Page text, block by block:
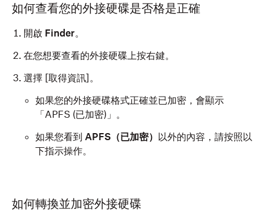
如何查看您的外接硬碟是否格是正確
開啟 Finder。
在您想要查看的外接硬碟上按右鍵。
選擇 [取得資訊] 。
如果您的外接硬碟格式正確並已加密，會顯示
「APFS (已加密)」。
如果您看到 APFS（已加密） 以外的內容，請按照以
下指示操作。
如何轉換並加密外接硬碟